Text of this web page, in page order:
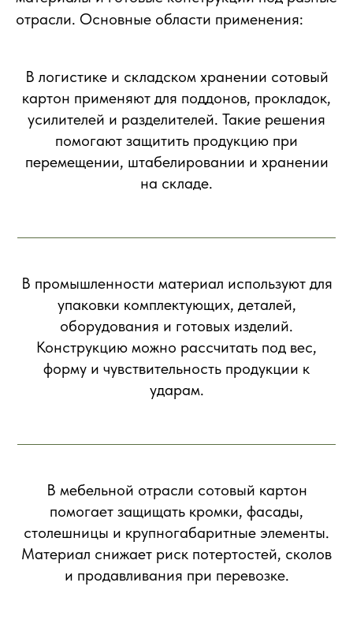
отрасли. Основные области применения:
В логистике и складском хранении сотовый
картон применяют для поддонов, прокладок,
усилителей и разделителей. Такие решения
помогают защитить продукцию при
перемещении, штабелировании и хранении
на складе.
В промышленности материал используют для
упаковки комплектующих, деталей,
оборудования и готовых изделий.
Конструкцию можно рассчитать под вес,
форму и чувствительность продукции к
ударам.
В мебельной отрасли сотовый картон
помогает защищать кромки, фасады,
столешницы и крупногабаритные элементы.
Материал снижает риск потертостей, сколов
и продавливания при перевозке.